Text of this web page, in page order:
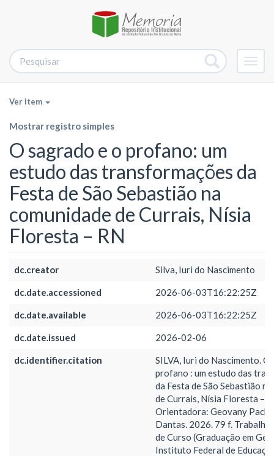
Ver item
Mostrar registro simples
O sagrado e o profano: um
estudo das transformações da
Festa de São Sebastião na
comunidade de Currais, Nísia
Floresta – RN
dc.creator Silva, Iuri do Nascimento
dc.date.accessioned 2026-06-03T16:22:25Z
dc.date.available 2026-06-03T16:22:25Z
dc.date.issued 2026-02-06
dc.identifier.citation
SILVA, Iuri do Nascimento. O
profano : um estudo das
da Festa de São Sebastião
de Currais, Nísia Floresta –
Orientadora: Geovany
Dantas. 2026. 79 f. Trabalho
de Curso (Graduação em
Instituto Federal de